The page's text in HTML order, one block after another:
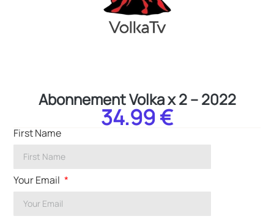
Abonnement Volka x 2 – 2022
34.99 €
First Name
Your Email